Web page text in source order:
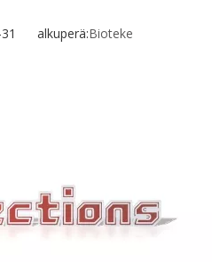
31 alkuperä:Bioteke